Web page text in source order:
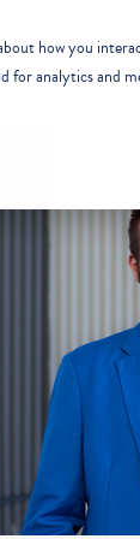
how you
for analytics and